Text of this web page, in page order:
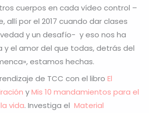
cuerpos en cada vídeo control –
allí por el 2017 cuando dar clases
y un desafío- y eso nos ha
y el amor del que todas, detrás del
estamos hechas.
de TCC con el libro El
yMis 10 mandamientos para el
vida. Investiga el Material